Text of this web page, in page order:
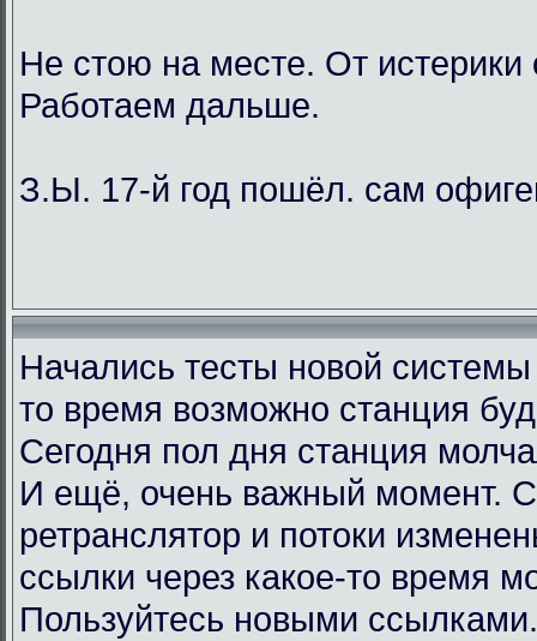
Не стою на месте. От истерики
Работаем дальше.
З.Ы. 17-й год пошёл. сам
Начались тесты новой
то время возможно станция
Сегодня пол дня станция
И ещё, очень важный момент.
ретранслятор и потоки
ссылки через какое-то время
Пользуйтесь новыми ссылками.